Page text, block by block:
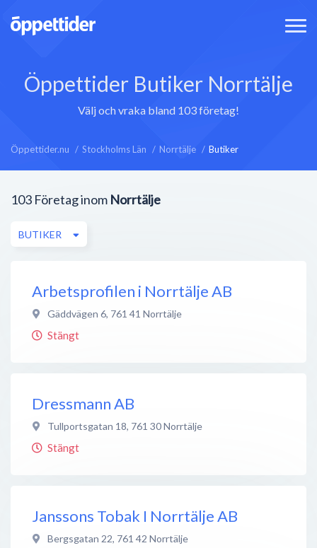
Öppettider Butiker Norrtälje
Välj och vraka bland 103 företag!
Öppettider.nu Stockholms Län Norrtälje Butiker
103 Företag inom Norrtälje
BUTIKER
Arbetsprofilen i Norrtälje AB
Gäddvägen 6, 761 41 Norrtälje
Stängt
Dressmann AB
Tullportsgatan 18, 761 30Norrtälje
Stängt
Janssons Tobak I Norrtälje AB
Bergsgatan 22, 761 42 Norrtälje